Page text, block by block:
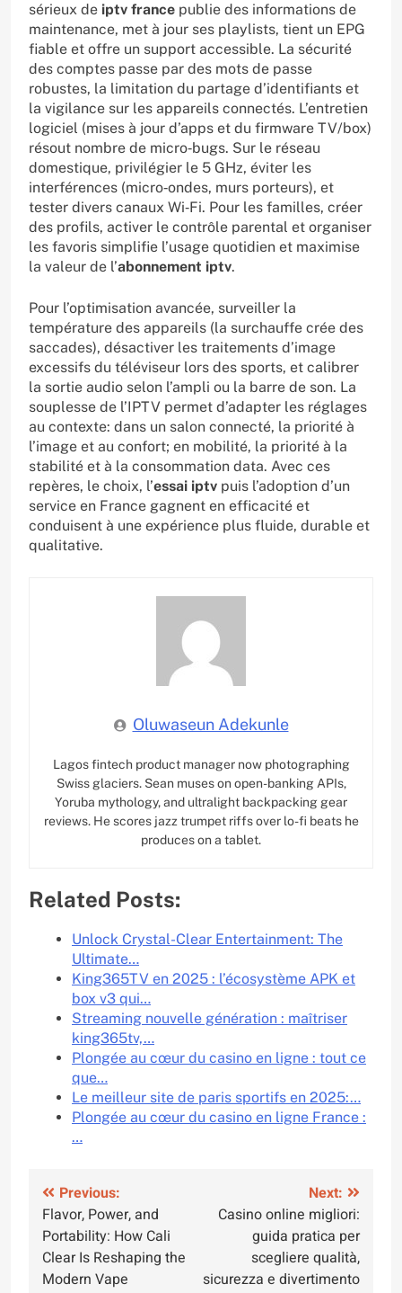
sérieux de iptv france publie des informations de
maintenance, met à jour ses playlists, tient un EPG
fiable et offre un support accessible. La sécurité
des comptes passe par des mots de passe
robustes, la limitation du partage d’identifiants et
la vigilance sur les appareils connectés. L’entretien
logiciel (mises à jour d’apps et du firmware TV/box)
résout nombre de micro‑bugs. Sur le réseau
domestique, privilégier le 5 GHz, éviter les
interférences (micro‑ondes, murs porteurs), et
tester divers canaux Wi‑Fi. Pour les familles, créer
des profils, activer le contrôle parental et organiser
les favoris simplifie l’usage quotidien et maximise
la valeur de l’abonnement iptv.
Pour l’optimisation avancée, surveiller la
température des appareils (la surchauffe crée des
saccades), désactiver les traitements d’image
excessifs du téléviseur lors des sports, et calibrer
la sortie audio selon l’ampli ou la barre de son. La
souplesse de l’IPTV permet d’adapter les réglages
au contexte: dans un salon connecté, la priorité à
l’image et au confort; en mobilité, la priorité à la
stabilité et à la consommation data. Avec ces
repères, le choix, l’essai iptv puis l’adoption d’un
service en France gagnent en efficacité et
conduisent à une expérience plus fluide, durable et
qualitative.
Oluwaseun Adekunle
Lagos fintech product manager now photographing
Swiss glaciers. Sean muses on open-banking APIs,
Yoruba mythology, and ultralight backpacking gear
reviews. He scores jazz trumpet riffs over lo-fi beats he
produces on a tablet.
Related Posts:
Unlock Crystal-Clear Entertainment: The
Ultimate…
King365TV en 2025 : l’écosystème APK et
box v3 qui…
Streaming nouvelle génération : maîtriser
king365tv,…
Plongée au cœur du casino en ligne : tout ce
que…
Le meilleur site de paris sportifs en 2025:…
Plongée au cœur du casino en ligne France :
…
Post
navigation
Previous:
Flavor, Power, and
Portability: How Cali
Clear Is Reshaping the
Modern Vape
Next:
Casino online migliori:
guida pratica per
scegliere qualità,
sicurezza e divertimento